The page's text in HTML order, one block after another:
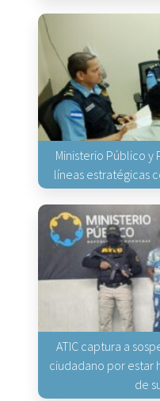
Ministerio Público y
líneas estratégicas
ATIC captura a
ciudadano por
de